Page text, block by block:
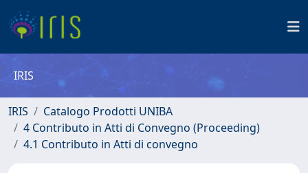
IRIS
IRIS
Catalogo Prodotti UNIBA
4 Contributo in Atti di Convegno (Proceeding)
4.1 Contributo in Atti di convegno